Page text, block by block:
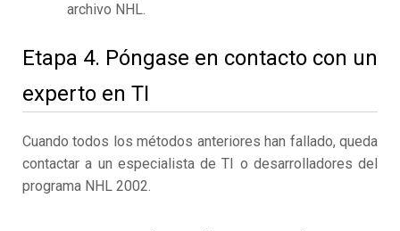
archivo NHL.
Etapa 4. Póngase en contacto con un
experto en TI
Cuando todos los métodos anteriores han fallado, queda
contactar a un especialista de TI o desarrolladores del
programa NHL 2002.